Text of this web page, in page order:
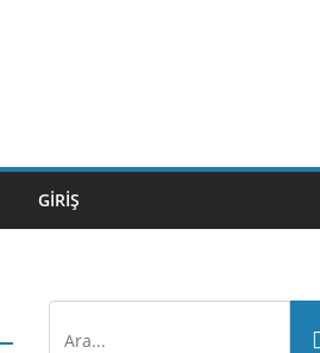
GIRIŞ